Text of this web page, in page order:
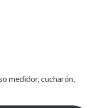
medidor, cucharón,